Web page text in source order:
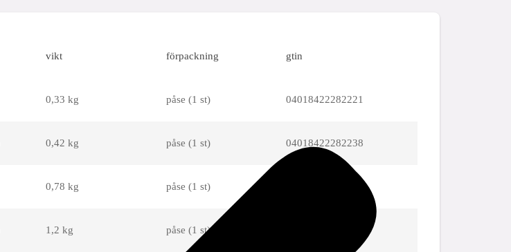
vikt förpackning gtin
0,33 kg påse (1 st) 04018422282221
0,42 kg påse (1 st) 04018422282238
0,78 kg påse (1 st)
1,2 kg påse (1 st)